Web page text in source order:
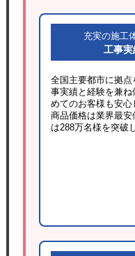
充実の施工
工事実
全国主要都市に拠
事実績と経験を兼
めてのお客様も安心
商品価格は業界最
は288万名様を突破